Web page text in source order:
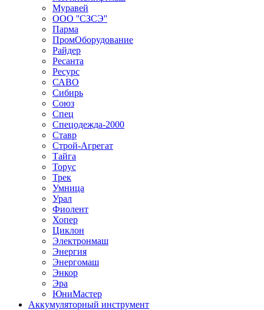
Муравей
ООО ''СЗСЭ''
Парма
ПромОборудование
Райдер
Ресанта
Ресурс
САВО
Сибирь
Союз
Спец
Спецодежда-2000
Ставр
Строй-Агрегат
Тайга
Торус
Трек
Умница
Урал
Фиолент
Хопер
Циклон
Электронмаш
Энергия
Энергомаш
Энкор
Эра
ЮниМастер
Аккумуляторный инструмент